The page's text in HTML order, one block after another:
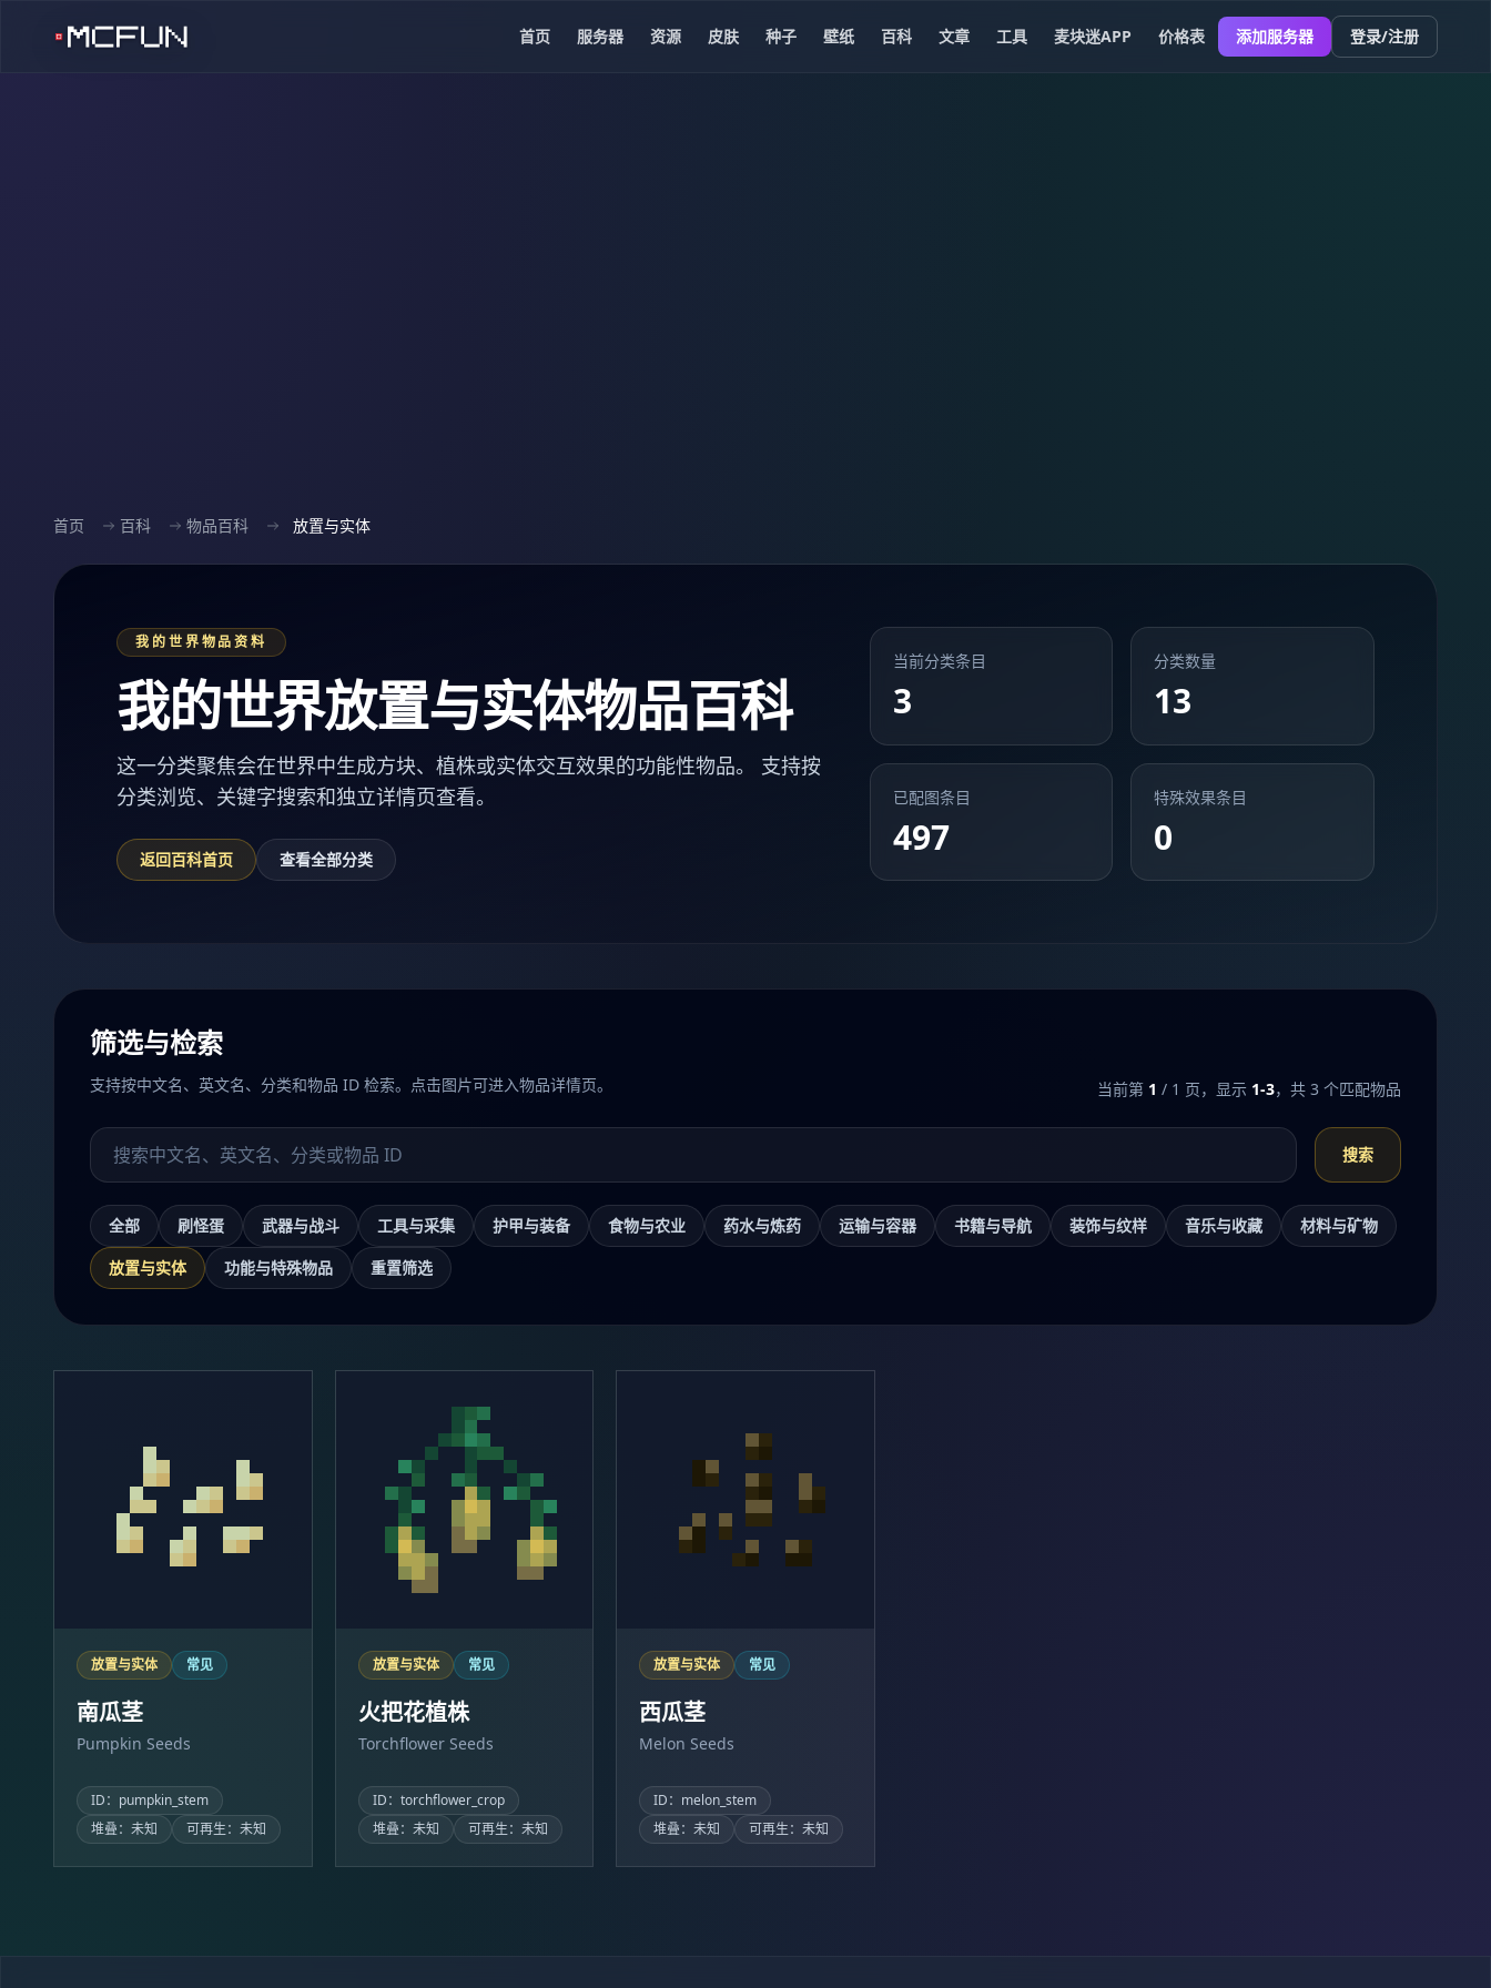
首页 服务器 资源 皮肤 种子 壁纸 百科 文章 工具 麦块迷APP 价格表 添加服务器 登录/注册
首页 百科 物品百科 放置与实体
我的世界物品资料
我的世界放置与实体物品百科
这一分类聚焦会在世界中生成方块、植株或实体交互效果的功能性物品。 支持按
分类浏览、关键字搜索和独立详情页查看。
返回百科首页 查看全部分类
当前分类条目
3
分类数量
13
已配图条目
497
特殊效果条目
0
筛选与检索
支持按中文名、英文名、分类和物品 ID 检索。点击图片可进入物品详情页。 当前第 1 / 1 页，显示 1-3，共 3 个匹配物品
搜索物品
搜索
全部 刷怪蛋 武器与战斗 工具与采集 护甲与装备 食物与农业 药水与炼药 运输与容器 书籍与导航 装饰与纹样 音乐与收藏
材料与矿物
放置与实体
功能与特殊物品 重置筛选
放置与实体 常见
南瓜茎
Pumpkin Seeds
ID：pumpkin_stem
堆叠：未知
可再生：未知
放置与实体 常见
火把花植株
Torchflower Seeds
ID：torchflower_crop
堆叠：未知
可再生：未知
放置与实体 常见
西瓜茎
Melon Seeds
ID：melon_stem
堆叠：未知
可再生：未知